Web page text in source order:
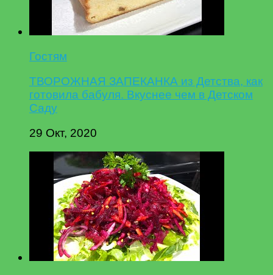
Гостям
ТВОРОЖНАЯ ЗАПЕКАНКА из Детства, как
готовила бабуля. Вкуснее чем в Детском
Саду
29 Окт, 2020